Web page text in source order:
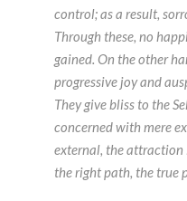
control; as a result,
Through these, no
gained. On the other
progressive joy and
They give bliss to the
concerned with mere
external, the attraction
the right path, the true